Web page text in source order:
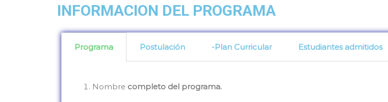
INFORMACION DEL PROGRAMA
Programa Postulación -Plan Curricular Estudiantes admitidos
Nombre completo del programa.